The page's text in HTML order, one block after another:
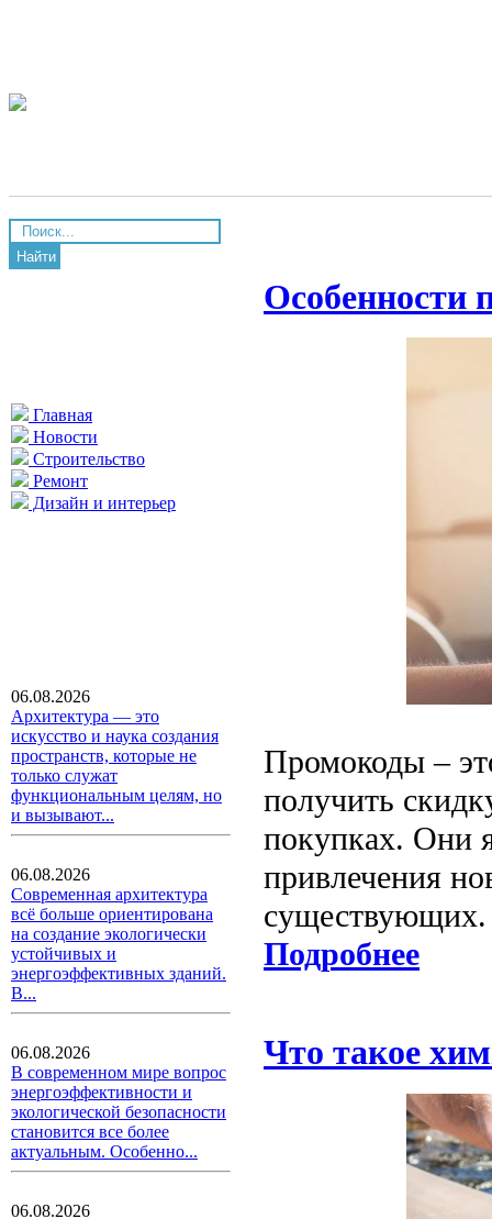
Найти
Главная
Новости
Строительство
Ремонт
Дизайн и интерьер
06.08.2026
Архитектура — это
искусство и наука создания
пространств, которые не
только служат
функциональным целям, но
и вызывают...
06.08.2026
Современная архитектура
всё больше ориентирована
на создание экологически
устойчивых и
энергоэффективных зданий.
В...
06.08.2026
В современном мире вопрос
энергоэффективности и
экологической безопасности
становится все более
актуальным. Особенно...
06.08.2026
Особенности
Промокоды –
получить
покупках. Они
привлечения
существующих.
Подробнее
Что такое